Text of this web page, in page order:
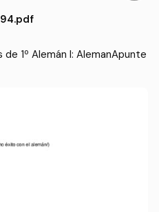
1º Alemán I: AlemanApunte